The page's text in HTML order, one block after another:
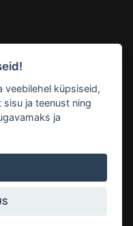
veebilehel küpsiseid,
ja teenust ning
ja